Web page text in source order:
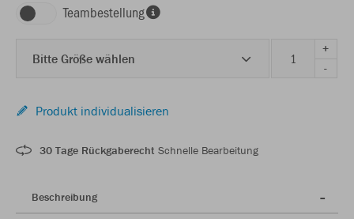
Teambestellung
Bitte Größe wählen
+
-
Produkt individualisieren
30 Tage Rückgaberecht Schnelle Bearbeitung
Beschreibung